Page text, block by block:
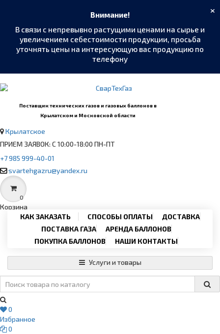
Внимание!
В связи с непревывно растущими ценами на сырье и
увеличением себестоимости продукции, просьба
уточнять цены на интересующую вас продукцию по
телефону
×
Поставщик технических газов и газовых баллонов в
Крылатском и Московской области
Крылатское
ПРИЕМ ЗАЯВОК: С 10:00-18:00 ПН-ПТ
+7 985 999-40-01
svartehgazru@yandex.ru
0
Корзина
КАК ЗАКАЗАТЬ
СПОСОБЫ ОПЛАТЫ
ДОСТАВКА
ПОСТАВКА ГАЗА
АРЕНДА БАЛЛОНОВ
ПОКУПКА БАЛЛОНОВ
НАШИ КОНТАКТЫ
Услуги и товары
0
Избранное
0
Email
svartehgazru@yandex.ru